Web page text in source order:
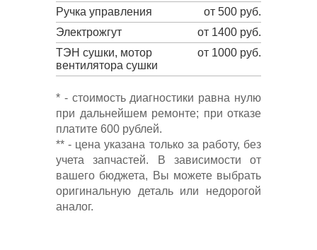
Ручка управления
от 500 руб.
Электрожгут
от 1400 руб.
ТЭН сушки, мотор
вентилятора сушки
от 1000 руб.
* - стоимость диагностики равна нулю
при дальнейшем ремонте; при отказе
платите 600 рублей.
** - цена указана только за работу, без
учета запчастей. В зависимости от
вашего бюджета, Вы можете выбрать
оригинальную деталь или недорогой
аналог.